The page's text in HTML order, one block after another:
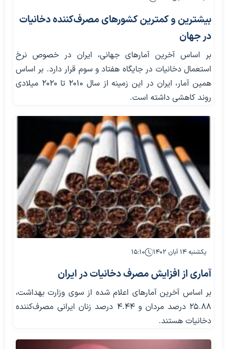
بیشترین و کمترین کشورهای مصرف‌کننده دخانیات
در جهان
بر اساس آخرین آمارهای جهانی، ایران در خصوص نرخ
استعمال دخانیات در جایگاه هفتاد و سوم قرار دارد. بر اساس
همین آمار، ایران در این زمینه از سال ۲۰۱۰ تا ۲۰۲۰ میلادی
روند کاهشی داشته است.
یکشنبه ۱۴ آبان ۱۴۰۲ ۱۵:۱۰
آماری از افزایش مصرف دخانیات در ایران
بر اساس آخرین آمارهای اعلام شده از سوی وزارت بهداشت،
۲۵.۸۸ درصد مردان و ۴.۴۴ درصد زنان ایرانی مصرف‌کننده
دخانیات هستند.